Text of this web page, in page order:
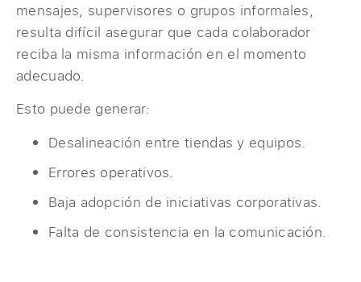
mensajes, supervisores o grupos informales,
resulta difícil asegurar que cada colaborador
reciba la misma información en el momento
adecuado.
Esto puede generar:
Desalineación entre tiendas y equipos.
Errores operativos.
Baja adopción de iniciativas corporativas.
Falta de consistencia en la comunicación.